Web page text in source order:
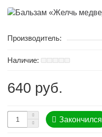
Производитель:
640 руб.
Закончился